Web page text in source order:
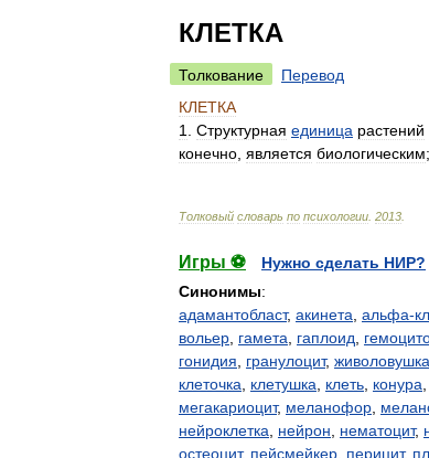
КЛЕТКА
Толкование
Перевод
КЛЕТКА
1
Структурная единица растений
конечно является биологическим;
Толковый словарь по психологии 2013
Игры ⚽
Нужно сделать НИР?
Синонимы:
адамантобласт, акинета альфа-
вольер гамета гаплоид
гонидия
гранулоцит, живоловушка
клеточка
клетушка клеть конура
мегакариоцит, меланофор
нейроклетка
нейрон нематоцит,
остеоцит, пейсмейкер перицит,